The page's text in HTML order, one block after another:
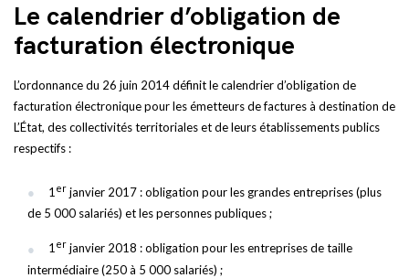
Le calendrier d’obligation de
facturation électronique
L’ordonnance du 26 juin 2014 définit le calendrier d’obligation de
facturation électronique pour les émetteurs de factures à destination de
L’État, des collectivités territoriales et de leurs établissements publics
respectifs :
1er janvier 2017 : obligation pour les grandes entreprises (plus
de 5 000 salariés) et les personnes publiques ;
1er janvier 2018 : obligation pour les entreprises de taille
intermédiaire (250 à 5 000 salariés) ;